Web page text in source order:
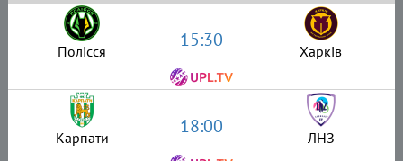
Полісся 15:30 Харків
Карпати 18:00 ЛНЗ